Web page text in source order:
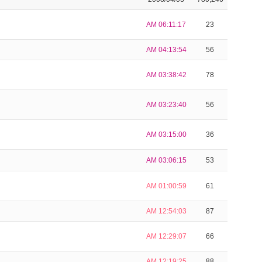
AM 06:11:17 23
AM 04:13:54 56
AM 03:38:42 78
AM 03:23:40 56
AM 03:15:00 36
AM 03:06:15 53
AM 01:00:59 61
AM 12:54:03 87
AM 12:29:07 66